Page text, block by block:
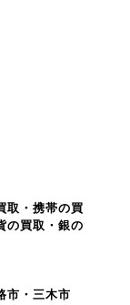
取・携帯の買
の買取・銀の
市・三木市